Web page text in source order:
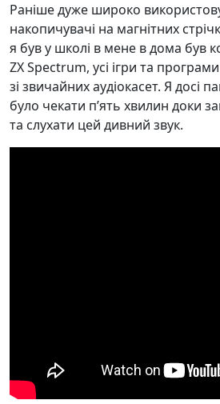
Раніше дуже широко
накопичувачі на магнітних
я був у школі в мене в дома був
ZX Spectrum, усі ігри та
зі звичайних аудіокасет. Я досі
було чекати пʼять хвилин доки
та слухати цей дивний звук.